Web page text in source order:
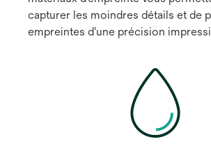
capturer les moindres détails et de
empreintes d'une précision